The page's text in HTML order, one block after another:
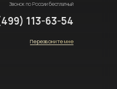
Звонок по России бесплатный
113-63-54
Перезвоните мне